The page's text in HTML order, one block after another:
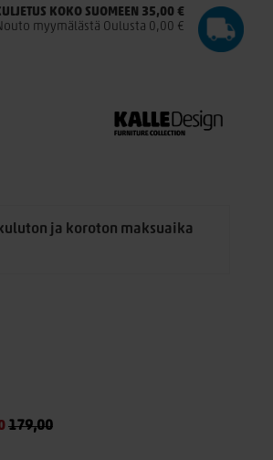
KOKO SUOMEEN 35,00 €
myymälästä Oulusta 0,00 €
ja koroton maksuaika
179,00